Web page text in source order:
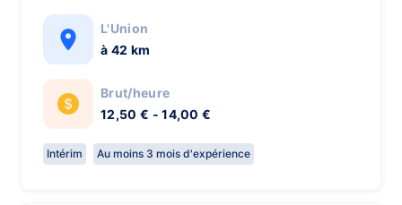
L'Union
à 42 km
Brut/heure
12,50 € - 14,00 €
Intérim Au moins 3 mois d'expérience